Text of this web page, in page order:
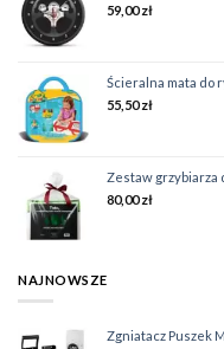
59,00zł
Ścieralna mata do
55,50zł
Zestaw grzybiarza
80,00zł
NAJNOWSZE
Zgniatacz Puszek